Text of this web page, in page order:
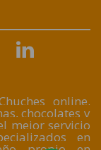
online.
chocolates y
mejor servicio
en